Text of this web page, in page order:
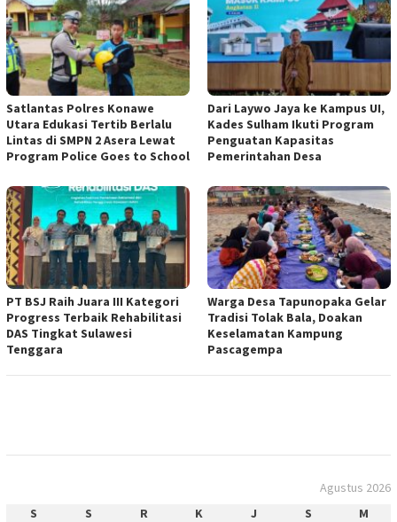
Satlantas Polres Konawe
Utara Edukasi Tertib Berlalu
Lintas di SMPN 2 Asera Lewat
Program Police Goes to School
Dari Laywo Jaya ke Kampus UI,
Kades Sulham Ikuti Program
Penguatan Kapasitas
Pemerintahan Desa
PT BSJ Raih Juara III Kategori
Progress Terbaik Rehabilitasi
DAS Tingkat Sulawesi
Tenggara
Warga Desa Tapunopaka Gelar
Tradisi Tolak Bala, Doakan
Keselamatan Kampung
Pascagempa
Agustus 2026
S
S R K J S
M